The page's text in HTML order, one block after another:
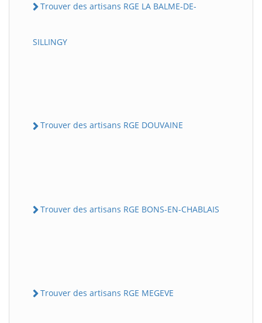
Trouver des artisans RGE LA BALME-DE-
SILLINGY
Trouver des artisans RGE DOUVAINE
Trouver des artisans RGE BONS-EN-CHABLAIS
Trouver des artisans RGE MEGEVE